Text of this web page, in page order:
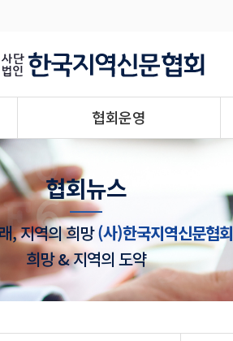
협회운영
협회뉴스
, 지역의 희망(사)한국지역신문협회
희망 & 지역의 도약